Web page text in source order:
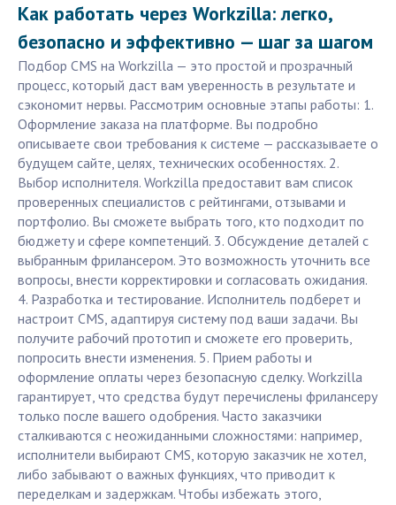
Как работать через Workzilla: легко,
безопасно и эффективно — шаг за шагом
Подбор CMS на Workzilla — это простой и прозрачный
процесс, который даст вам уверенность в результате и
сэкономит нервы. Рассмотрим основные этапы работы: 1.
Оформление заказа на платформе. Вы подробно
описываете свои требования к системе — рассказываете о
будущем сайте, целях, технических особенностях. 2.
Выбор исполнителя. Workzilla предоставит вам список
проверенных специалистов с рейтингами, отзывами и
портфолио. Вы сможете выбрать того, кто подходит по
бюджету и сфере компетенций. 3. Обсуждение деталей с
выбранным фрилансером. Это возможность уточнить все
вопросы, внести корректировки и согласовать ожидания.
4. Разработка и тестирование. Исполнитель подберет и
настроит CMS, адаптируя систему под ваши задачи. Вы
получите рабочий прототип и сможете его проверить,
попросить внести изменения. 5. Прием работы и
оформление оплаты через безопасную сделку. Workzilla
гарантирует, что средства будут перечислены фрилансеру
только после вашего одобрения. Часто заказчики
сталкиваются с неожиданными сложностями: например,
исполнители выбирают CMS, которую заказчик не хотел,
либо забывают о важных функциях, что приводит к
переделкам и задержкам. Чтобы избежать этого,